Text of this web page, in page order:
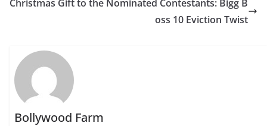
Christmas Gift to the Nominated Contestants: Bigg B
oss 10 Eviction Twist
Bollywood Farm